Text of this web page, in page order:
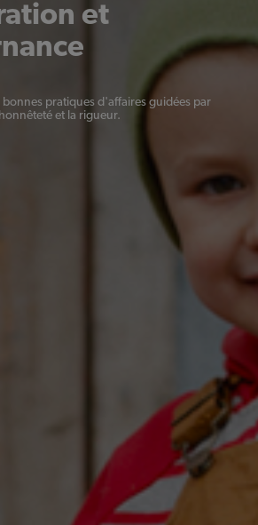
et
bonnes pratiques d'affaires guidées par
et la rigueur.